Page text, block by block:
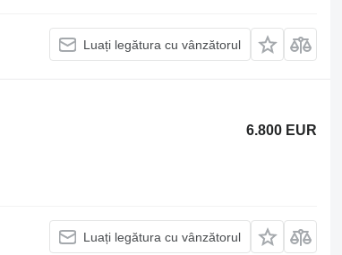
Luați legătura cu vânzătorul
6.800 EUR
Luați legătura cu vânzătorul